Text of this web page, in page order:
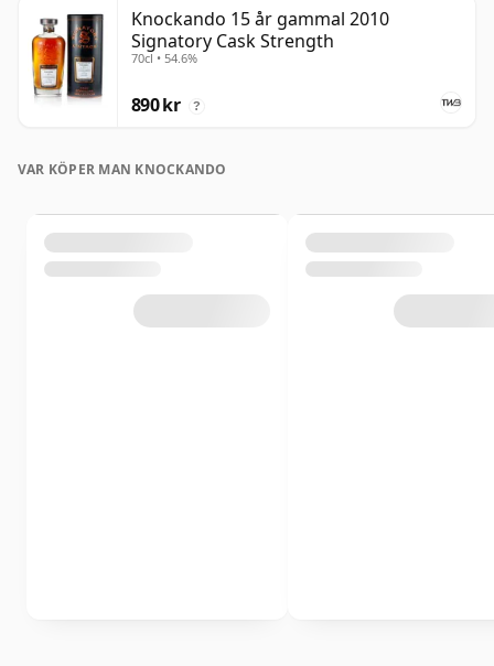
Knockando 15 år gammal 2010
Signatory Cask Strength
70cl • 54.6%
890 kr ?
VAR KÖPER MAN KNOCKANDO